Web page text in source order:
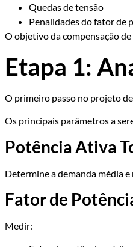
Quedas de tensão
Penalidades do fator de
O objetivo da compensação
Etapa 1:
O primeiro passo no projeto
Os principais parâmetros a
Potência Ativa
Determine a demanda média
Fator de
Medir: